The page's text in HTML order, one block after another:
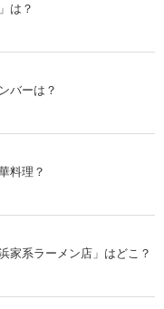
は？
バーは？
料理？
家系ラーメン店」はどこ？